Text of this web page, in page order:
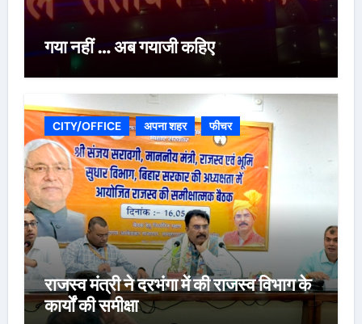
गया नहीं … अब गयाजी कहिए
CITY/OFFICE अपना शहर फीचर
राजस्व मंत्री ने दरभंगा में की राजस्व विभाग के
कार्यों की समीक्षा